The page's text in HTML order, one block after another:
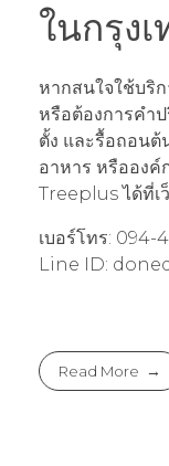
ในกรุง
หากสนใจใช้บริ
หรือต้องการคำ
ตั้ง และรื้อถอนต้
อาหาร หรือองค์
Treeplus ได้ที่เ
เบอร์โทร: 094-
Line ID:
Read More